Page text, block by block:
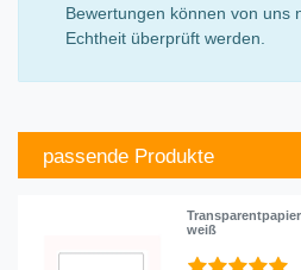
Bewertungen können von uns
Echtheit überprüft werden.
passende Produkte
weiß